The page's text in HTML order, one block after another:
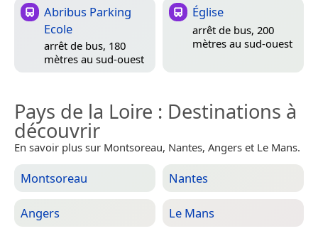
Abribus Parking
Ecole
arrêt de bus, 180
mètres au sud-ouest
Église
arrêt de bus, 200
mètres au sud-ouest
Pays de la Loire : Destinations à
découvrir
En savoir plus sur Montsoreau, Nantes, Angers et Le Mans.
Montsoreau Nantes
Angers Le Mans